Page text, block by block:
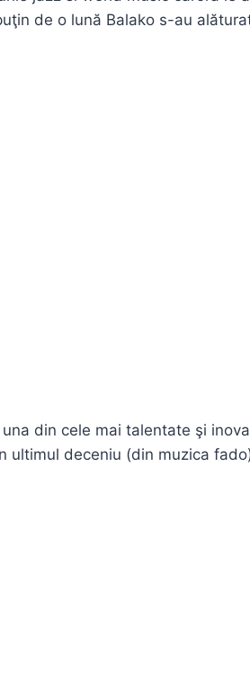
de o lună Balako s-au
din cele mai talentate şi
ultimul deceniu (din muzica